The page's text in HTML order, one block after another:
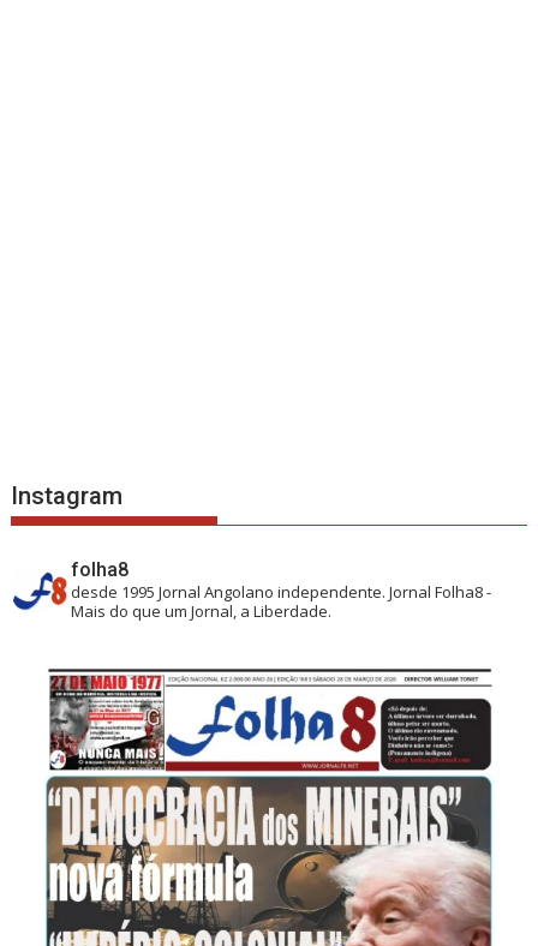
Instagram
folha8
desde 1995 Jornal Angolano independente.Jornal Folha8 -
Mais do que um Jornal, a Liberdade.